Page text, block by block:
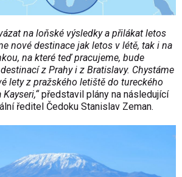
na loňské výsledky a přilákat letos
nové destinace jak letos v létě, tak i na
na které teď pracujeme, bude
z Prahy i z Bratislavy. Chystáme
lety z pražského letiště do tureckého
představil plány na následující
ředitel Čedoku Stanislav Zeman.